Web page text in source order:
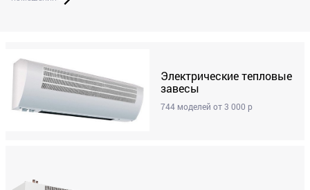
Электрические тепловые
завесы
744 моделей от 3 000 р